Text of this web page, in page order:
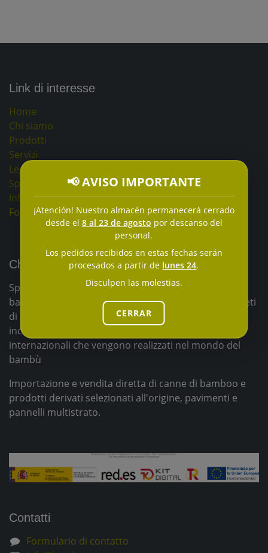
📢 AVISO IMPORTANTE
¡Atención! Nuestro almacén permanecerá cerrado
desde el 8 al 23 de agosto por descanso del
personal.
Los pedidos recibidos en estas fechas serán
procesados a partir de lunes 24.
Disculpen las molestias.
CERRAR
Link di interesse
Home
Chi siamo
Prodotti
Servizi
Legale
Spedizioni e resi
Informativa sulla privacy e cookies
Formulario di contatto
Chi siamo
Specialisti in tutti i tipi di installazioni ausiliarie in
bambù per interni ed esterni, offriamo servizi completi
di progettazione e costruzione di strutture in bambù,
incorporando nei nostri progetti i progressi
internazionali che vengono realizzati nel mondo del
bambù
Importazione e vendita diretta di canne di bamboo e
prodotti derivati selezionati all'origine, pavimenti e
pannelli multistrato.
Contatti
Formulario di contatto